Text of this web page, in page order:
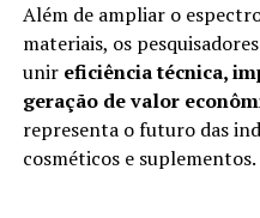
Além de ampliar o
materiais, os
unir eficiência técnica,
geração de valor
representa o futuro das
cosméticos e suplementos.